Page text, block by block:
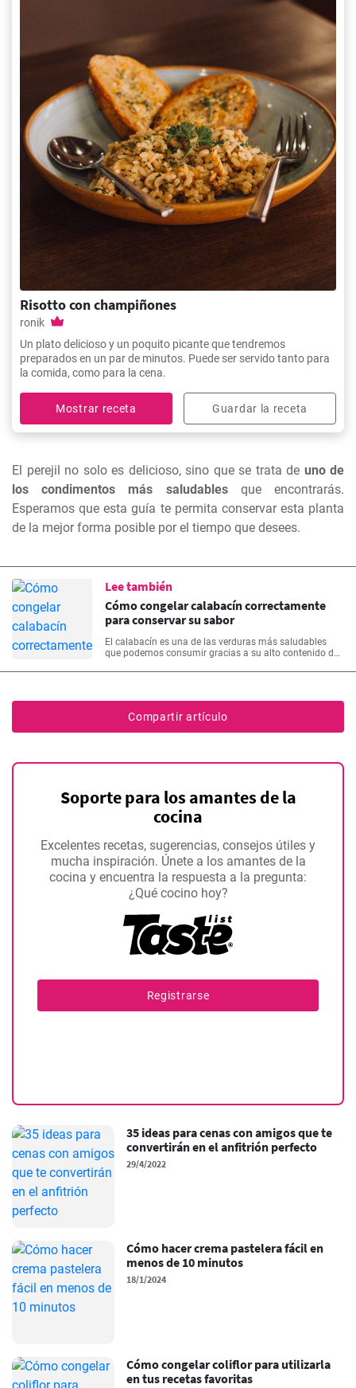
Risotto con champiñones
ronik
Un plato delicioso y un poquito picante que tendremos
preparados en un par de minutos. Puede ser servido tanto para
la comida, como para la cena.
Mostrar receta Guardar la receta
El perejil no solo es delicioso, sino que se trata de uno de
los condimentos más saludablesque encontrarás.
Esperamos que esta guía te permita conservar esta planta
de la mejor forma posible por el tiempo que desees.
Lee también
Cómo congelar calabacín correctamente
para conservar su sabor
El calabacín es una de las verduras más saludables
que podemos consumir gracias a su alto contenido de
continuación te enseñaremos cómo congelarla de
Compartir artículo
Soporte para los amantes de la
cocina
Excelentes recetas, sugerencias, consejos útiles y
mucha inspiración. Únete a los amantes de la
cocina y encuentra la respuesta a la pregunta:
¿Qué cocino hoy?
Registrarse
35 ideas para cenas con amigos que te
convertirán en el anfitrión perfecto
29/4/2022
Cómo hacer crema pastelera fácil en
menos de 10 minutos
18/1/2024
Cómo congelar coliflor para utilizarla
en tus recetas favoritas